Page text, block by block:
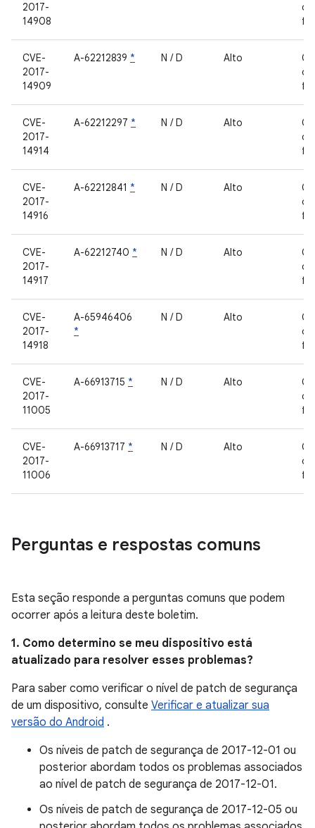
2017-
14908
CVE-
2017-
14909
A-62212839 * N / D Alto
CVE-
2017-
14914
A-62212297 * N / D Alto
CVE-
2017-
14916
A-62212841 * N / D Alto
CVE-
2017-
14917
A-62212740 * N / D Alto
CVE-
2017-
14918
A-65946406
*
N / D Alto
CVE-
2017-
11005
A-66913715 * N / D Alto
CVE-
2017-
11006
A-66913717 * N / D Alto
Perguntas e respostas comuns
Esta seção responde a perguntas comuns que podem
ocorrer após a leitura deste boletim.
1. Como determino se meu dispositivo está
atualizado para resolver esses problemas?
Para saber como verificar o nível de patch de segurança
de um dispositivo, consulte Verificar e atualizar sua
versão do Android .
Os níveis de patch de segurança de 2017-12-01 ou
posterior abordam todos os problemas associados
ao nível de patch de segurança de 2017-12-01.
Os níveis de patch de segurança de 2017-12-05 ou